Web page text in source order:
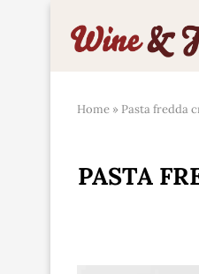
Home » Pasta fredda
PASTA